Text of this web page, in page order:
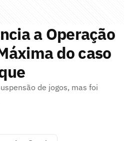
a Operação
do caso
de jogos, mas foi